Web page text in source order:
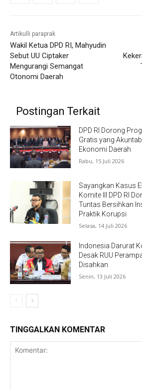
Artikulli paraprak
Wakil Ketua DPD RI, Mahyudin
Sebut UU Ciptaker
Mengurangi Semangat
Otonomi Daerah
Postingan Terkait
DPD RI Dorong
Gratis yang
Ekonomi Daerah
Rabu, 15 Juli 2026
Sayangkan Kasus
Komite III DPD RI
Tuntas Bersihkan
Praktik Korupsi
Selasa, 14 Juli 2026
Indonesia Darurat
Desak RUU
Disahkan
Senin, 13 Juli 2026
TINGGALKAN KOMENTAR